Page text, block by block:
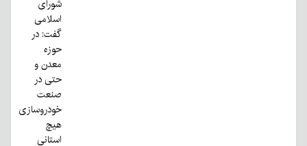
شورای
اسلامی
گفت: در
حوزه
معدن و
حتی در
صنعت
خودروسازی
هیچ
استانی